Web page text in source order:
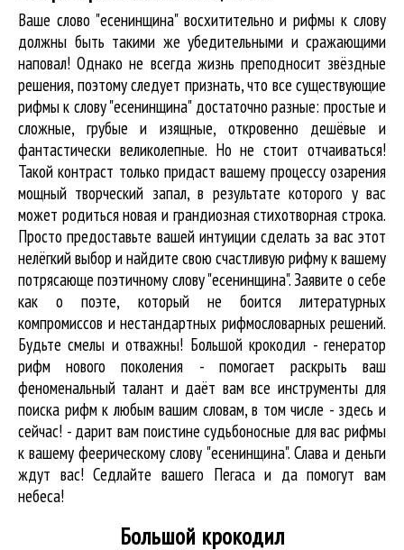
Ваше слово "есенинщина" восхитительно и рифмы к слову
должны быть такими же убедительными и сражающими
наповал! Однако не всегда жизнь преподносит звёздные
решения, поэтому следует признать, что все существующие
рифмы к слову "есенинщина" достаточно разные: простые и
сложные, грубые и изящные, откровенно дешёвые и
фантастически великолепные. Но не стоит отчаиваться!
Такой контраст только придаст вашему процессу озарения
мощный творческий запал, в результате которого у вас
может родиться новая и грандиозная стихотворная строка.
Просто предоставьте вашей интуиции сделать за вас этот
нелёгкий выбор и найдите свою счастливую рифму к вашему
потрясающе поэтичному слову "есенинщина". Заявите о себе
как о поэте, который не боится литературных
компромиссов и нестандартных рифмословарных решений.
Будьте смелы и отважны! Большой крокодил - генератор
рифм нового поколения - помогает раскрыть ваш
феноменальный талант и даёт вам все инструменты для
поиска рифмк любым вашим словам, в том числе - здесь и
сейчас! - дарит вам поистине судьбоносные для вас рифмы
к вашему феерическому слову "есенинщина". Слава и деньги
ждут вас! Седлайте вашего Пегаса и да помогут вам
небеса!
Большой крокодил